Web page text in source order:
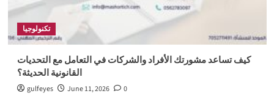
تكنولوجيا
كيف تساعد مشورتك الأفراد والشركات في التعامل مع التحديات
القانونية الحديثة؟
gulfeyes June 11, 2026 0